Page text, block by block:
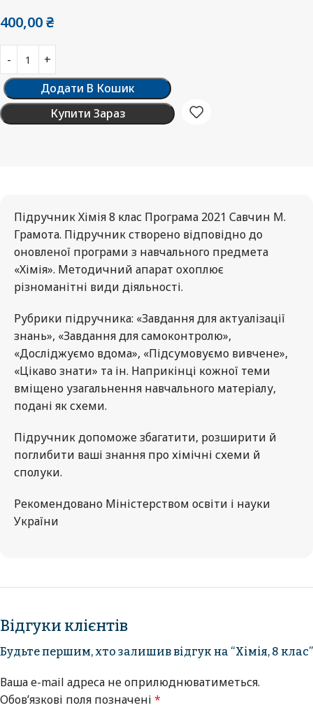
400,00₴
Додати В Кошик
Купити Зараз
Підручник Хімія 8 клас Програма 2021 Савчин М.
Грамота. Підручник створено відповідно до
оновленої програми з навчального предмета
«Хімія». Методичний апарат охоплює
різноманітні види діяльності.
Рубрики підручника: «Завдання для актуалізації
знань», «Завдання для самоконтролю»,
«Досліджуємо вдома», «Підсумовуємо вивчене»,
«Цікаво знати» та ін. Наприкінці кожної теми
вміщено узагальнення навчального матеріалу,
подані як схеми.
Підручник допоможе збагатити, розширити й
поглибити ваші знання про хімічні схеми й
сполуки.
Рекомендовано Міністерством освіти і науки
України
Відгуки клієнтів
Будьте першим, хто залишив відгук на “Хімія, 8 клас”
Ваша e-mail адреса не оприлюднюватиметься.
Обов’язкові поля позначені *